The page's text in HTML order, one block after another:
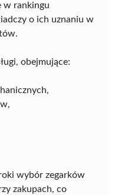
w rankingu
o ich uznaniu w
obejmujące:
wybór zegarków
zakupach, co